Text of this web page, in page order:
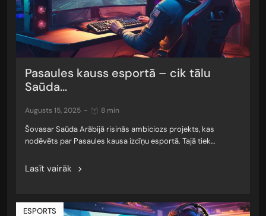
Pasaules kauss esportā – cik tālu
Saūda...
augusts 15, 2025 - 8 min
Šovasar Saūda Arābijā risinās ambiciozs projekts, kas
nodēvēts par Pasaules kausa izcīņu esportā. Tajā tiek…
Lasīt vairāk
ESPORTS